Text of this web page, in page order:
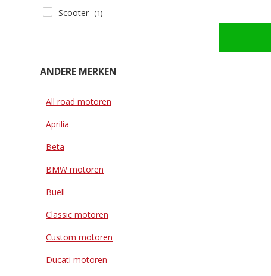
Scooter (1)
ANDERE MERKEN
All road motoren
Aprilia
Beta
BMW motoren
Buell
Classic motoren
Custom motoren
Ducati motoren